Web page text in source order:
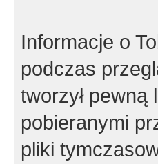
Informacje o
podczas
tworzył
pobieranymi
pliki